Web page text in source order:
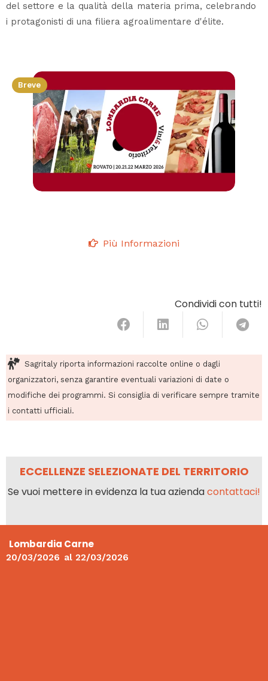
del settore e la qualità della materia prima, celebrando
i protagonisti di una filiera agroalimentare d'élite.
Breve
Più Informazioni
Condividi con tutti!
Sagritaly riporta informazioni raccolte online o dagli
organizzatori, senza garantire eventuali variazioni di date o
modifiche dei programmi. Si consiglia di verificare sempre tramite
i contatti ufficiali.
ECCELLENZE SELEZIONATE DEL TERRITORIO
Se vuoi mettere in evidenza la tua aziendacontattaci!
Lombardia Carne
20/03/2026 al 22/03/2026